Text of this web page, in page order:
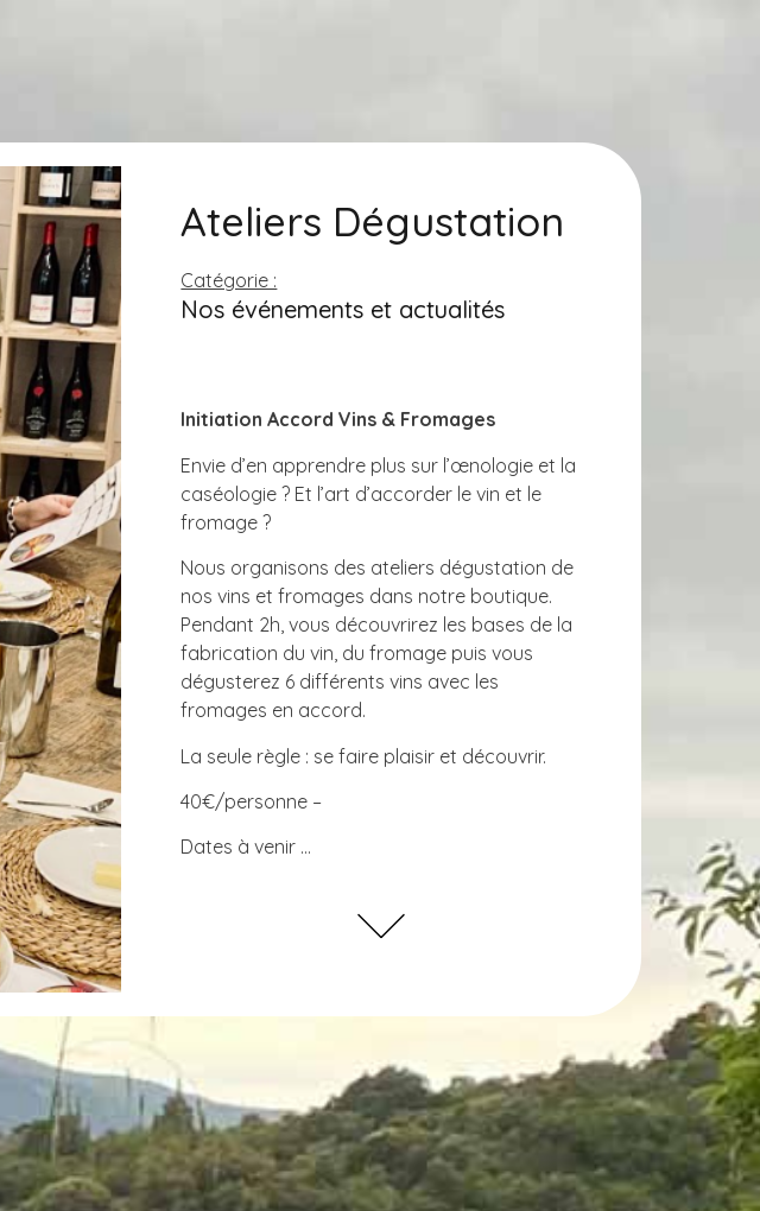
Ateliers Dégustation
Catégorie :
Nos événements et actualités
Initiation Accord Vins & Fromages
Envie d’en apprendre plus sur l’œnologie et la
caséologie ? Et l’art d’accorder le vin et le
fromage ?
Nous organisons des ateliers dégustation de
nos vins et fromages dans notre boutique.
Pendant 2h, vous découvrirez les bases de la
fabrication du vin, du fromage puis vous
dégusterez 6 différents vins avec les
fromages en accord.
La seule règle : se faire plaisir et découvrir.
40€/personne –
Dates à venir …